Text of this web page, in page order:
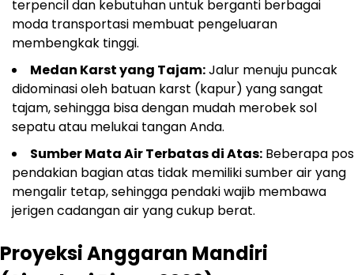
terpencil dan kebutuhan untuk berganti berbagai
moda transportasi membuat pengeluaran
membengkak tinggi.
Medan Karst yang Tajam:Jalur menuju puncak
didominasi oleh batuan karst (kapur) yang sangat
tajam, sehingga bisa dengan mudah merobek sol
sepatu atau melukai tangan Anda.
Sumber Mata Air Terbatas di Atas: Beberapa pos
pendakian bagian atas tidak memiliki sumber air yang
mengalir tetap, sehingga pendaki wajib membawa
jerigen cadangan air yang cukup berat.
Proyeksi Anggaran Mandiri